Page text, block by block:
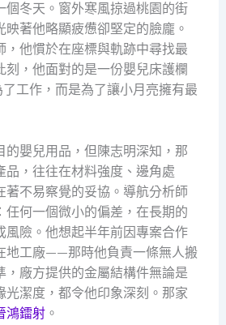
個冬天。窗外寒風掠過桃園的街
著他略顯疲憊卻堅定的臉龐。
，他慣於在座標與軌跡中尋找最
刻，他面對的是一份嬰兒床護欄
工作，而是為了讓小月亮擁有最
的嬰兒用品，但陳志明深知，那
品，往往在材料強度、邊角處
著不易察覺的妥協。導航分析師
任何一個微小的偏差，在長期的
風險。他想起半年前因專案合作
地工廠——那時他負責一條無人搬
，廠方提供的金屬結構件無論是
光潔度，都令他印象深刻。那家
鴻鐳射。